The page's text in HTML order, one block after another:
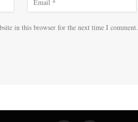
in this browser for the next time I comment.